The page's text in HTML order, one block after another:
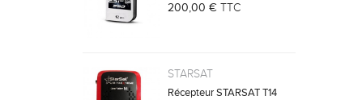
200,00 € TTC
STARSAT
Récepteur STARSAT T14